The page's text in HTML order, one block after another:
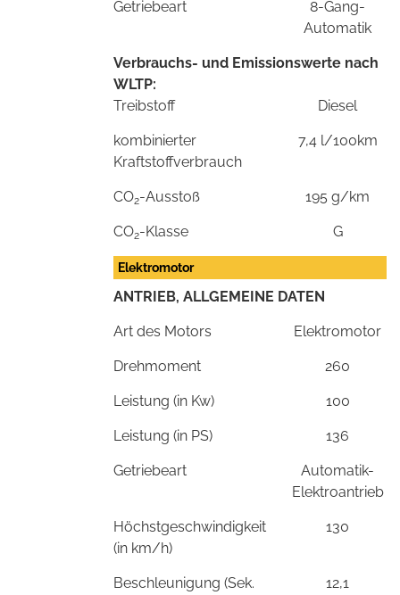
Getriebeart
8-Gang-
Automatik
Verbrauchs- und Emissionswerte nach
WLTP:
Treibstoff
Diesel
kombinierter
Kraftstoffverbrauch
7,4 l/100km
CO2-Ausstoß 195 g/km
CO2-Klasse G
Elektromotor
ANTRIEB, ALLGEMEINE DATEN
Art des Motors Elektromotor
Drehmoment 260
Leistung (in Kw) 100
Leistung (in PS) 136
Getriebeart
Automatik-
Elektroantrieb
Höchstgeschwindigkeit
(in km/h)
130
Beschleunigung (Sek.
12,1